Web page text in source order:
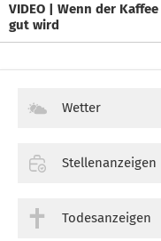
VIDEO | Wenn der
gut wird
Wetter
Stellenanzeigen
Todesanzeigen